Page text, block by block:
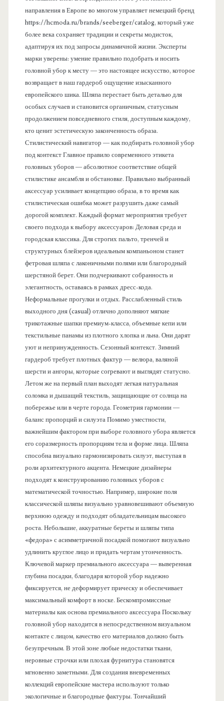
направления в Европе во многом управляет немецкий бренд
https://hcmoda.ru/brands/seeberger/catalog, который уже
более века сохраняет традиции и секреты модисток,
адаптируя их под запросы динамичной жизни. Эксперты
марки уверены: умение правильно подобрать и носить
головной убор к месту — это настоящее искусство, которое
возвращает в наш гардероб ощущение изысканного
европейского шика. Шляпа перестает быть деталью для
особых случаев и становится органичным, статусным
продолжением повседневного стиля, доступным каждому,
кто ценит эстетическую законченность образа.
Стилистический навигатор — как подбирать головной убор
под контекст Главное правило современного этикета
головных уборов — абсолютное соответствие общей
стилистике ансамбля и обстановке. Правильно выбранный
аксессуар усиливает концепцию образа, в то время как
стилистическая ошибка может разрушить даже самый
дорогой комплект. Каждый формат мероприятия требует
своего подхода к выбору аксессуаров: Деловая среда и
городская классика. Для строгих пальто, тренчей и
структурных блейзеров идеальным компаньоном станет
фетровая шляпа с лаконичными полями или благородный
шерстяной берет. Они подчеркивают собранность и
элегантность, оставаясь в рамках дресс-кода.
Неформальные прогулки и отдых. Расслабленный стиль
выходного дня (casual) отлично дополняют мягкие
трикотажные шапки премиум-класса, объемные кепи или
текстильные панамы из плотного хлопка и льна. Они дарят
уют и непринужденность. Сезонный контекст. Зимний
гардероб требует плотных фактур — велюра, валяной
шерсти и ангоры, которые согревают и выглядят статусно.
Летом же на первый план выходят легкая натуральная
соломка и дышащий текстиль, защищающие от солнца на
побережье или в черте города. Геометрия гармонии —
баланс пропорций и силуэта Помимо уместности,
важнейшим фактором при выборе головного убора является
его соразмерность пропорциям тела и форме лица. Шляпа
способна визуально гармонизировать силуэт, выступая в
роли архитектурного акцента. Немецкие дизайнеры
подходят к конструированию головных уборов с
математической точностью. Например, широкие поля
классической шляпы визуально уравновешивают объемную
верхнюю одежду и подходят обладательницам высокого
роста. Небольшие, аккуратные береты и шляпы типа
«федора» с асимметричной посадкой помогают визуально
удлинить круглое лицо и придать чертам утонченность.
Ключевой маркер премиального аксессуара — выверенная
глубина посадки, благодаря которой убор надежно
фиксируется, не деформирует прическу и обеспечивает
максимальный комфорт в носке. Бескомпромиссные
материалы как основа премиального аксессуара Поскольку
головной убор находится в непосредственном визуальном
контакте с лицом, качество его материалов должно быть
безупречным. В этой зоне любые недостатки ткани,
неровные строчки или плохая фурнитура становятся
мгновенно заметными. Для создания вневременных
коллекций европейские мастера используют только
экологичные и благородные фактуры. Тончайший